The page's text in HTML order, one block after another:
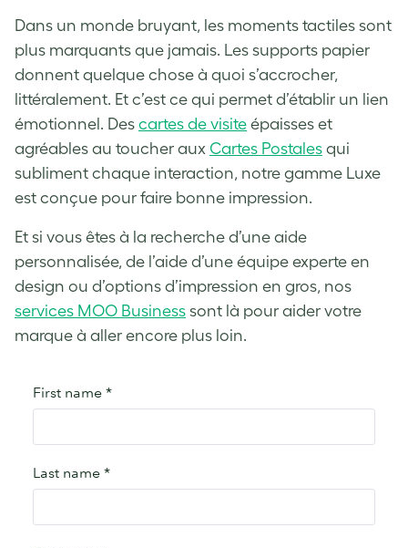
Dans un monde bruyant, les moments tactiles sont
plus marquants que jamais. Les supports papier
donnent quelque chose à quoi s’accrocher,
littéralement. Et c’est ce qui permet d’établir un lien
émotionnel. Des cartes de visite épaisses et
agréables au toucher aux Cartes Postales qui
subliment chaque interaction, notre gamme Luxe
est conçue pour faire bonne impression.
Et si vous êtes à la recherche d’une aide
personnalisée, de l’aide d’une équipe experte en
design ou d’options d’impression en gros, nos
services MOO Business sont là pour aider votre
marque à aller encore plus loin.